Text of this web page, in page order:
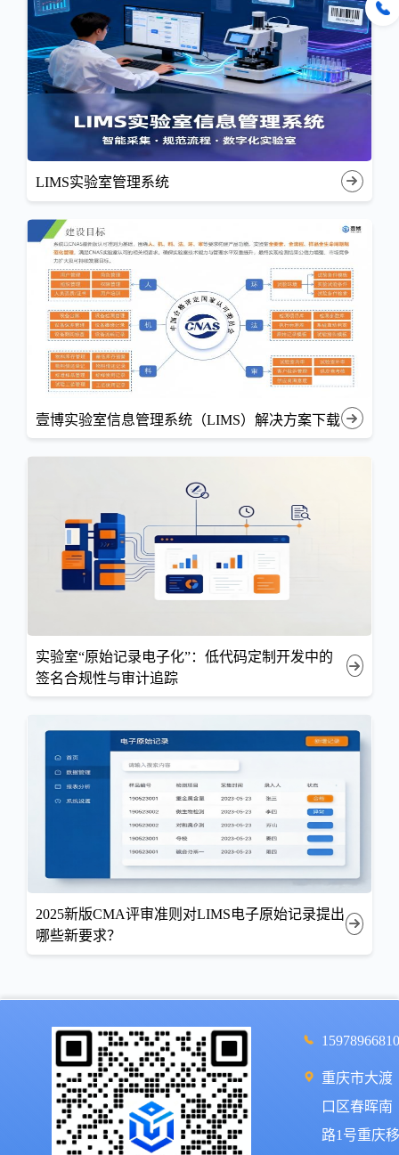
LIMS实验室管理系统
壹博实验室信息管理系统（LIMS）解决方案下载
实验室“原始记录电子化”：低代码定制开发中的
签名合规性与审计追踪
2025新版CMA评审准则对LIMS电子原始记录提出
哪些新要求？
15978966810
重庆市大渡
口区春晖南
路1号重庆移